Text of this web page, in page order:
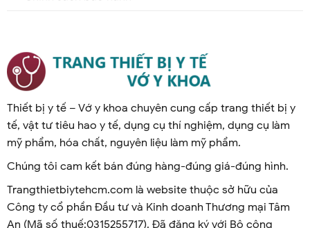
Thiết bị y tế – Vớ y khoa chuyên cung cấp trang thiết bị y
tế, vật tư tiêu hao y tế, dụng cụ thí nghiệm, dụng cụ làm
mỹ phẩm, hóa chất, nguyên liệu làm mỹ phẩm.
Chúng tôi cam kết bán đúng hàng-đúng giá-đúng hình.
Trangthietbiytehcm.com là website thuộc sở hữu của
Công ty cổ phần Đầu tư và Kinh doanh Thương mại Tâm
An (Mã số thuế:0315255717). Đã đăng ký với Bộ công